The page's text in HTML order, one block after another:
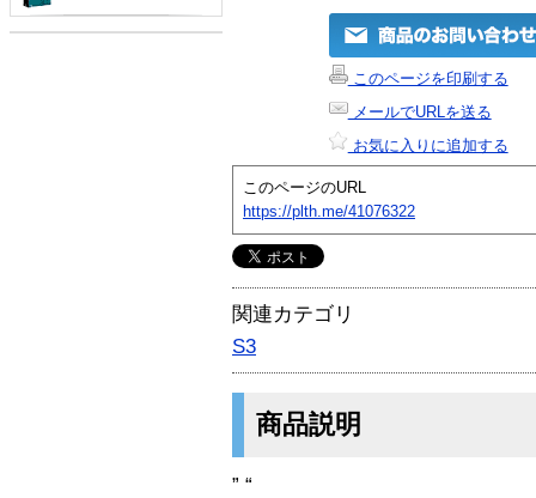
このページを印刷する
メールでURLを送る
お気に入りに追加する
このページのURL
https://plth.me/41076322
関連カテゴリ
S3
商品説明
” “